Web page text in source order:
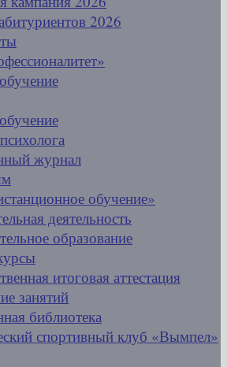
2026
журнал
обучение»
деятельность
образование
итоговая аттестация
занятий
библиотека
спортивный клуб «Вымпел»